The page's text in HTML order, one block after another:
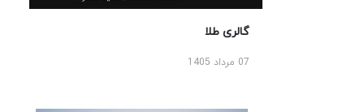
گالری طلا
07 مرداد 1405